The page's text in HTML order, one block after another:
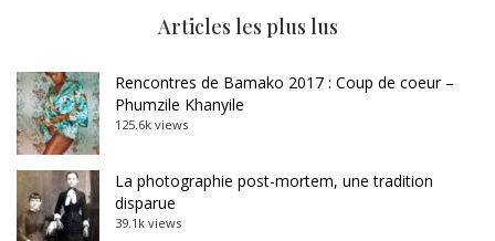
Articles les plus lus
Rencontres de Bamako 2017 : Coup de coeur –
Phumzile Khanyile
125.6k views
La photographie post-mortem, une tradition
disparue
39.1k views